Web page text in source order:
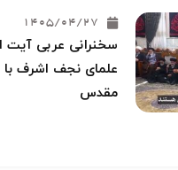
1405/04/27
سخنرانی عربی
علمای نجف اشرف
مقدس